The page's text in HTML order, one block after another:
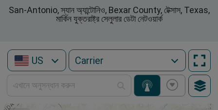
San-Antonio, স্যান অ্যান্টোনিও, Bexar County, টেক্সাস, Texas,
মার্কিন যুক্তরাষ্ট্র সেলুলার ডেটা নেটওয়ার্ক
US